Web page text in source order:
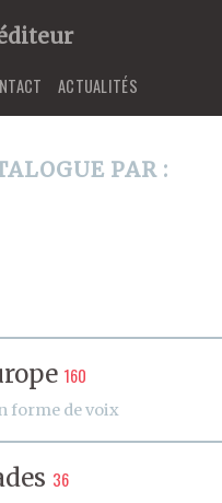
ACTUALITÉS
PAR :
160
forme de voix
36